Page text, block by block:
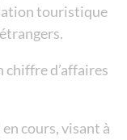
touristique
chiffre d’affaires
cours, visant à